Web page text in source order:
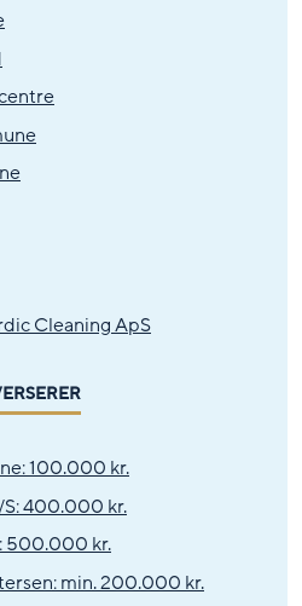
Cleaning ApS
100.000 kr.
400.000 kr.
500.000 kr.
min. 200.000 kr.